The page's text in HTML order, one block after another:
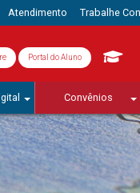
Atendimento Trabalhe
Portal do Aluno
Convênios